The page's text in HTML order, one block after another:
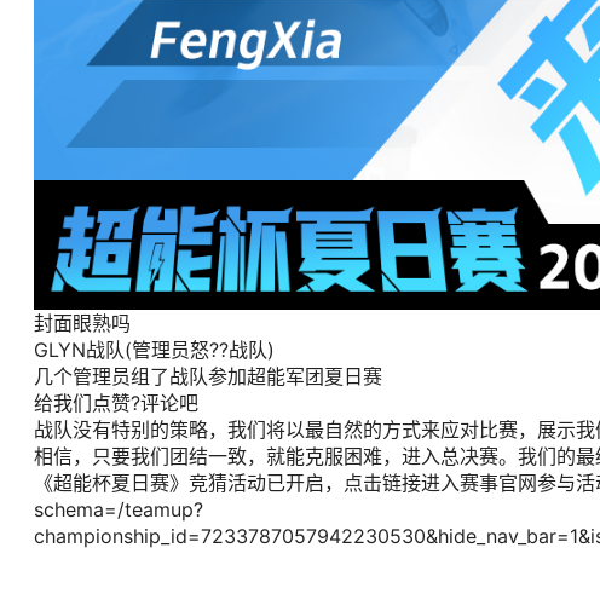
封面眼熟吗
GLYN战队(管理员怒??战队)
几个管理员组了战队参加超能军团夏日赛
给我们点赞?评论吧
战队没有特别的策略，我们将以最自然的方式来应对比赛，展示我
相信，只要我们团结一致，就能克服困难，进入总决赛。我们的最
《超能杯夏日赛》竞猜活动已开启，点击链接进入赛事官网参
schema=/teamup?